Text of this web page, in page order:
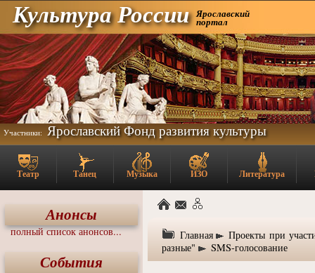
Культура России Ярославский
портал
Участники: Ярославский Фонд развития культуры
Театр Танец Музыка ИЗО Литература
Анонсы
полный список анонсов...
События
Главная
Проекты при
разные"
SMS-голосование